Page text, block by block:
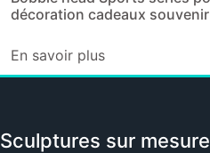
décoration cadeaux souvenir
En savoir plus
Sculptures sur mesure